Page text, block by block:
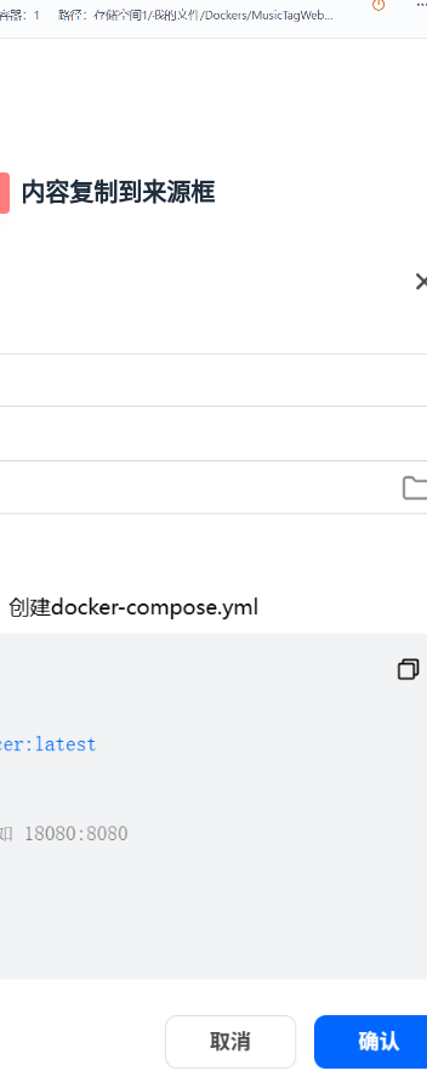
篇 篇
内容复制到来源框